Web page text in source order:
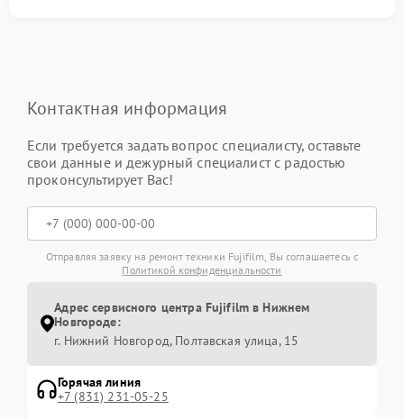
Контактная информация
Если требуется задать вопрос специалисту, оставьте
свои данные и дежурный специалист с радостью
проконсультирует Вас!
Отправляя заявку на ремонт техники Fujifilm, Вы соглашаетесь с
Политикой конфиденциальности
Адрес сервисного центра Fujifilm в Нижнем
Новгороде:
г. Нижний Новгород, Полтавская улица, 15
Горячая линия
+7 (831) 231-05-25